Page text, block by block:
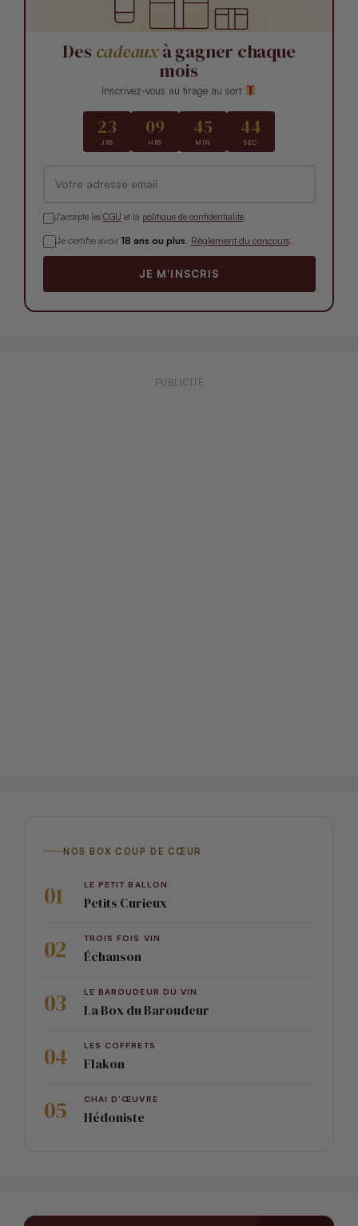
Des cadeauxà gagner chaque
mois
Inscrivez-vous au tirage au sort
23
JRS
09
HRS
45
MIN
43
SEC
J'accepte les CGU et la politique de confidentialité.
Je certifie avoir 18 ans ou plus Règlement du concours.
JE M'INSCRIS
PUBLICITÉ
NOS BOX COUP DE CŒUR
LE PETIT BALLON
Petits Curieux
TROIS FOIS VIN
Échanson
LE BAROUDEUR DU VIN
La Box du Baroudeur
LES COFFRETS
Flakon
CHAI D’ŒUVRE
Hédoniste